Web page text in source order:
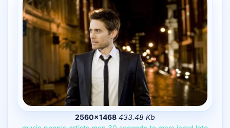
2560×1468 433.48 Kb